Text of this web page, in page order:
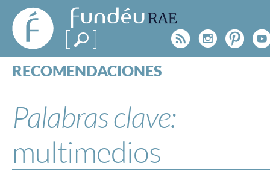
FundéuRAE
- Fundación
del Español
Urgente
Rss
RECOMENDACIONES
ESPECIALES
BLOG
NOTICIAS
Palabras clave:
multimedios